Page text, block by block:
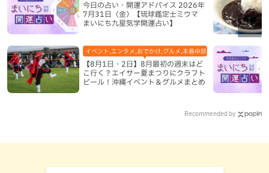
今日の占い・開運アドバイス 2026年
7月31日（金）【琉球鑑定士ミウマ
まいにち九星気学開運占い】
【8月1日・2日】8月最初の週末はど
こ行く？エイサー夏まつりにクラフト
ビール！沖縄イベント＆グルメまとめ
イベント,エンタメ,おでかけ,グルメ,本島中部,本島北部,本島南部
Recommended by